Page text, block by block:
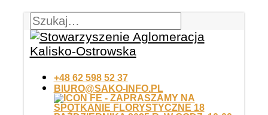
+48 62 598 52 37
BIURO@SAKO-INFO.PL